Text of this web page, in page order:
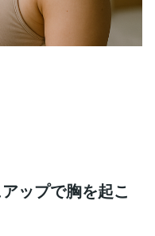
ップで胸を起こ